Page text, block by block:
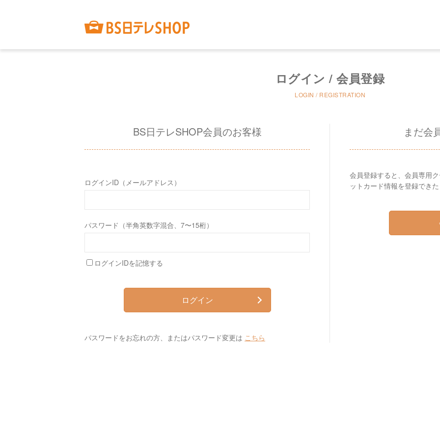
ログイン / 会員登録
LOGIN / REGISTRATION
BS日テレSHOP会員のお客様
ログインID（メールアドレス）
パスワード（半角英数字混合、7〜15桁）
ログインIDを記憶する
ログイン
パスワードをお忘れの方、またはパスワード変更は こちら
まだ会
会員登録すると、会員専用
ットカード情報を登録できた